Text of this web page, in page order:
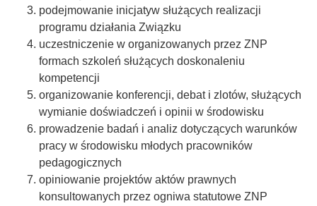
podejmowanie inicjatyw służących realizacji
programu działania Związku
uczestniczenie w organizowanych przez ZNP
formach szkoleń służących doskonaleniu
kompetencji
organizowanie konferencji, debat i zlotów, służących
wymianie doświadczeń i opinii w środowisku
prowadzenie badań i analiz dotyczących warunków
pracy w środowisku młodych pracowników
pedagogicznych
opiniowanie projektów aktów prawnych
konsultowanych przez ogniwa statutowe ZNP